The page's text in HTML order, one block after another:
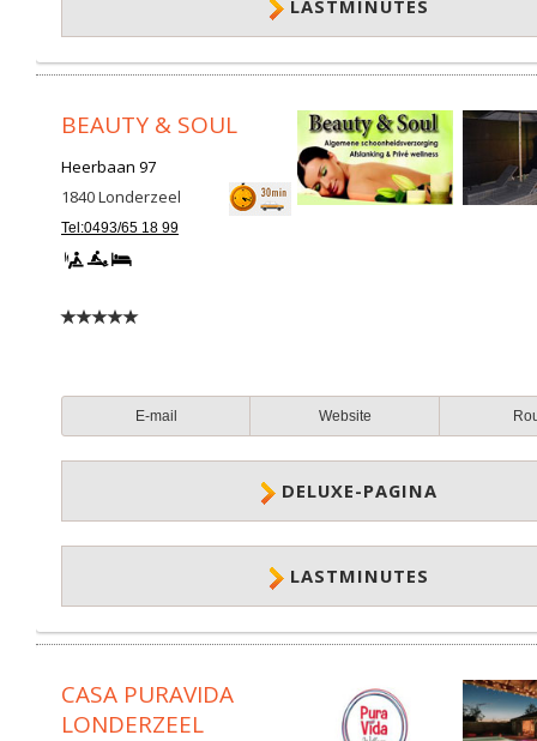
LASTMINUTES
BEAUTY & SOUL
Heerbaan 97
1840Londerzeel
Tel:0493/65 18 99
E-mail Website
DELUXE-PAGINA
LASTMINUTES
CASA PURAVIDA
LONDERZEEL